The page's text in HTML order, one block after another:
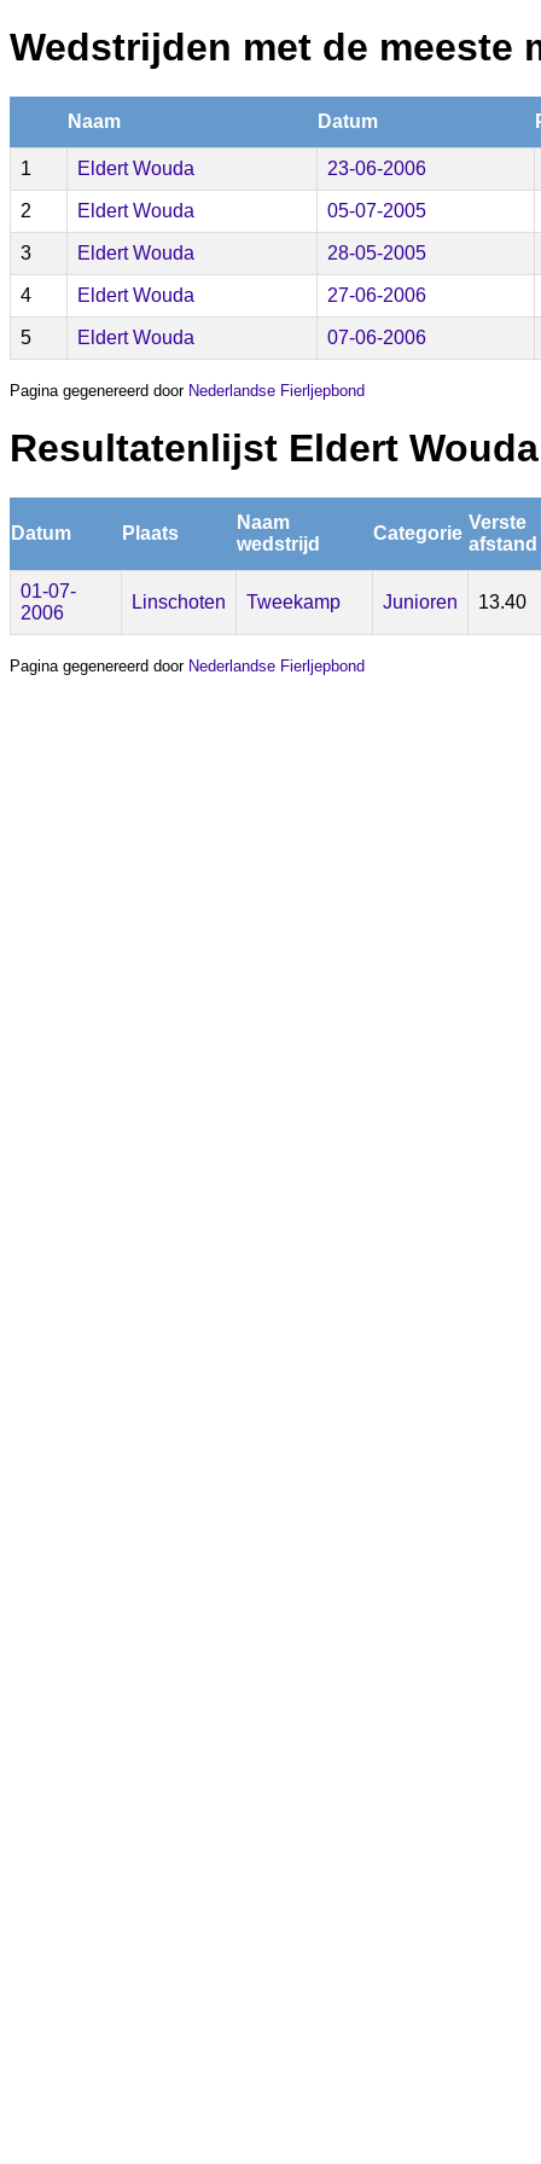
Wedstrijden met de meeste
Naam Datum
1 Eldert Wouda 23-06-2006
2 Eldert Wouda 05-07-2005
3 Eldert Wouda 28-05-2005
4 Eldert Wouda 27-06-2006
5 Eldert Wouda 07-06-2006
Pagina gegenereerd door Nederlandse Fierljepbond
Resultatenlijst Eldert Wouda
Datum Plaats
Naam
wedstrijd
Categorie
Verste
afstand
01-07-
2006
Linschoten Tweekamp Junioren 13.40
Pagina gegenereerd door Nederlandse Fierljepbond